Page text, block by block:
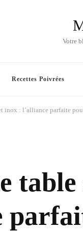
Votre
Recettes Poivrées
inox : l’alliance parfaite
table